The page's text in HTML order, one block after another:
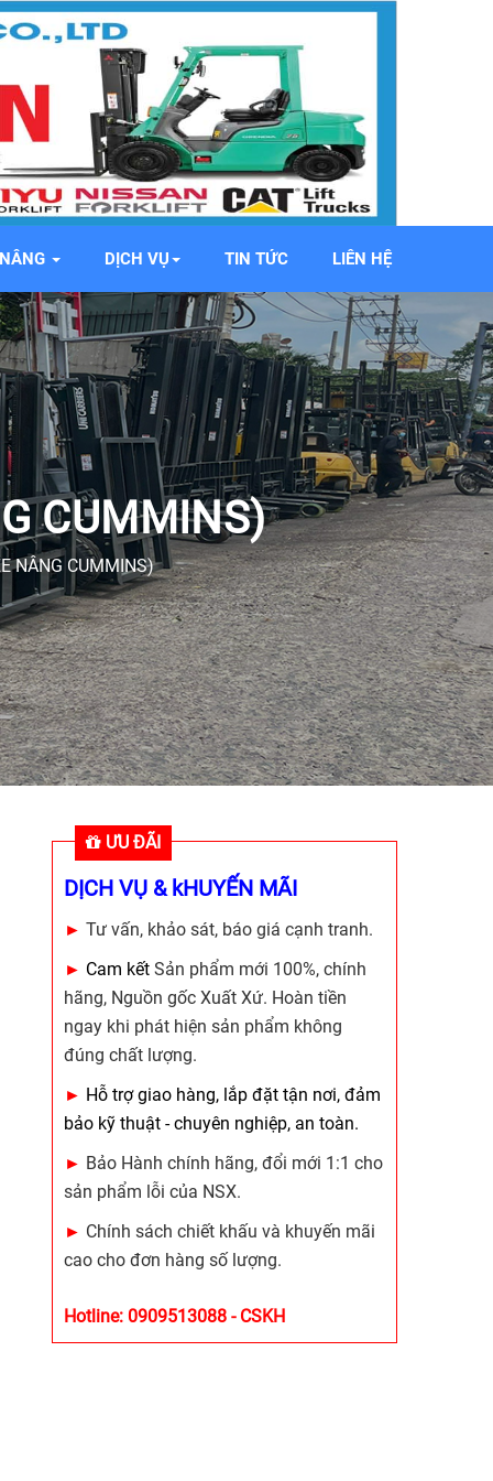
DỊCH VỤ TIN TỨC LIÊN HỆ
CUMMINS)
NÂNG CUMMINS)
ƯU ĐÃI
DỊCH VỤ & kHUYẾN MÃI
► Tư vấn, khảo sát, báo giá cạnh tranh.
► Cam kết Sản phẩm mới 100%, chính
hãng, Nguồn gốc Xuất Xứ. Hoàn tiền
ngay khi phát hiện sản phẩm không
đúng chất lượng.
► Hỗ trợ giao hàng, lắp đặt tận nơi, đảm
bảo kỹ thuật - chuyên nghiệp, an toàn.
► Bảo Hành chính hãng, đổi mới 1:1 cho
sản phẩm lỗi của NSX.
► Chính sách chiết khấu và khuyến mãi
cao cho đơn hàng số lượng.
Hotline: 0909513088 - CSKH